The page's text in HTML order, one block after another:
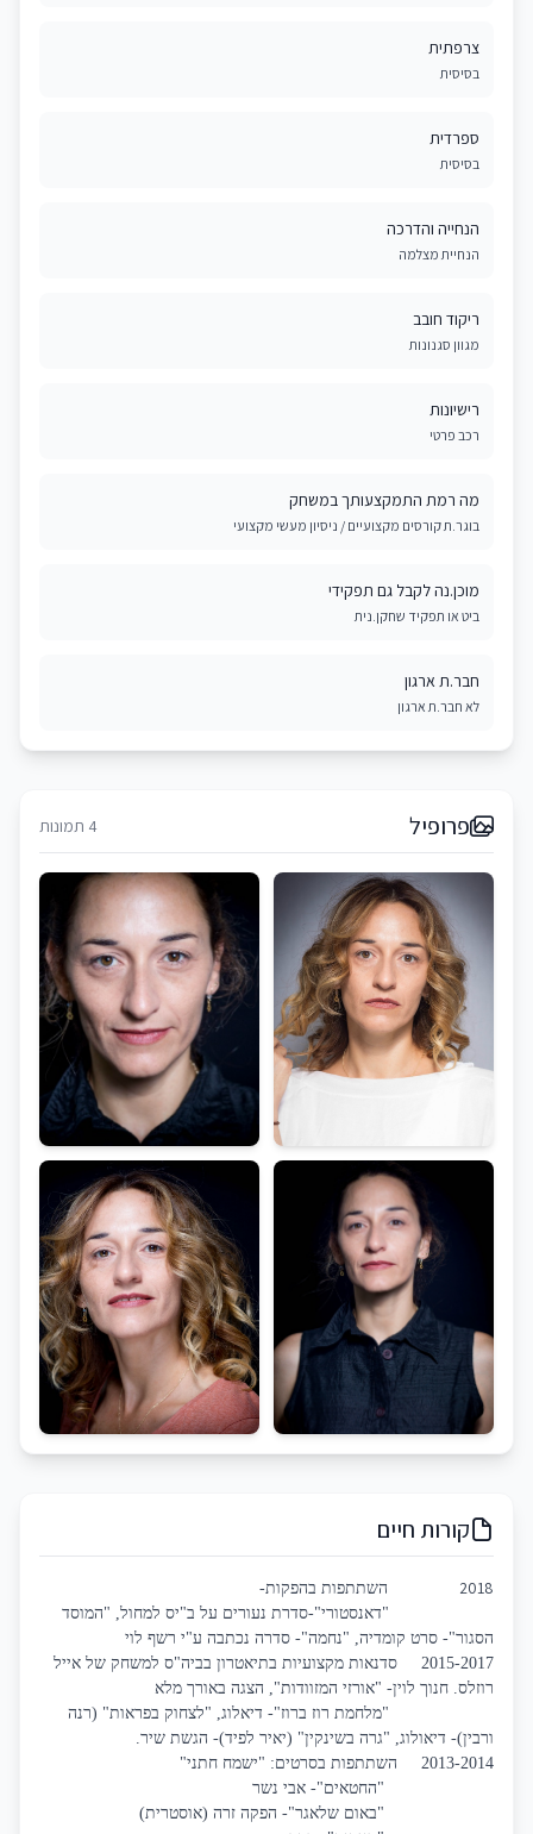
צרפתית
בסיסית
ספרדית
בסיסית
הנחייה והדרכה
הנחיית מצלמה
ריקוד חובב
מגוון סגנונות
רישיונות
רכב פרטי
מה רמת התמקצעותך במשחק
בוגר.ת קורסים מקצועיים / ניסיון מעשי מקצועי
מוכן.נה לקבל גם תפקידי
ביט או תפקיד שחקן.נית
חבר.ת ארגון
לא חבר.ת ארגון
פרופיל 4 תמונות
קורות חיים
2018
השתתפות בהפקות-
"דאנסטורי"-סדרת נעורים על ב"יס למחול, "המוסד
הסגור"- סרט קומדיה, "נחמה"- סדרה נכתבה ע"י רשף לוי
2015-2017
סדנאות מקצועיות בתיאטרון בביה"ס למשחק של אייל
רוזלס. חנוך לוין- "אורזי המזוודות", הצגה באורך מלא
"מלחמת רוז ברוז"- דיאלוג, "לצחוק בפראות" (רנה
ורבין)- דיאולוג, "גרה בשינקין" (יאיר לפיד)- הגשת שיר.
2013-2014
השתתפות בסרטים: "ישמח חתני"
"החטאים"- אבי נשר
"באום שלאגר"- הפקה זרה (אוסטרית)